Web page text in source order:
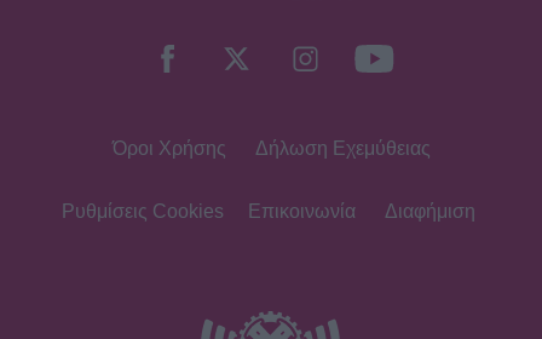
Όροι Χρήσης Δήλωση Εχεμύθειας
Ρυθμίσεις Cookies Επικοινωνία Διαφήμιση